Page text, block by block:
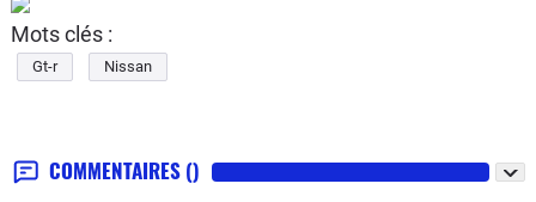
Mots clés :
Gt-r Nissan
COMMENTAIRES ()